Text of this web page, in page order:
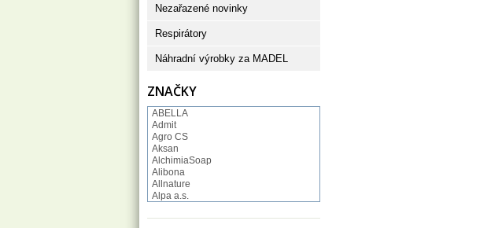
Nezařazené novinky
Respirátory
Náhradní výrobky za MADEL
ZNAČKY
ABELLA
Admit
Agro CS
Aksan
AlchimiaSoap
Alibona
Allnature
Alpa a.s.
Alufix